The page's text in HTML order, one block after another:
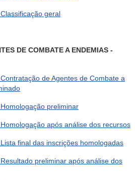
geral
DE COMBATE A ENDEMIAS -
de Agentes de Combate a
preliminar
após análise dos recursos
final das inscrições homologadas
preliminar após análise dos